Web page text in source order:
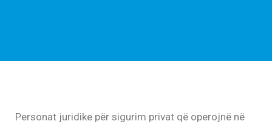
Personat juridike për sigurim privat që operojnë në